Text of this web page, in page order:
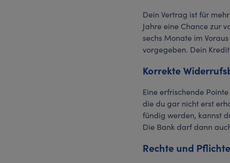
Dein Vertrag ist für
Jahre eine Chance zur
sechs Monate im
vorgegeben. Dein
Korrekte
Eine erfrischende
die du gar nicht erst
fündig werden, kannst
Die Bank darf dann
Rechte und